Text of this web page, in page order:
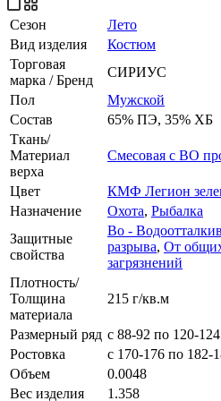
Сезон
Лето
Вид изделия
Костюм
Торговая
марка / Бренд
СИРИУС
Пол
Мужской
Состав
65% ПЭ, 35% ХБ
Ткань/
Материал
верха
Смесовая с ВО
Цвет
КМФ Легион
Назначение
Охота, Рыбалка
Защитные
свойства
Во -
разрыва, От
загрязнений
Плотность/
Толщина
материала
215 г/кв.м
Размерный ряд с 88-92 по 120-124
Ростовка
с 170-176 по 182-
Объем
0.0048
Вес изделия
1.358